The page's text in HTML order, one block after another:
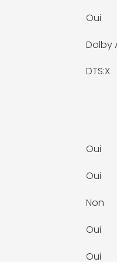
Oui
Dolby
DTS:X
Oui
Oui
Non
Oui
Oui